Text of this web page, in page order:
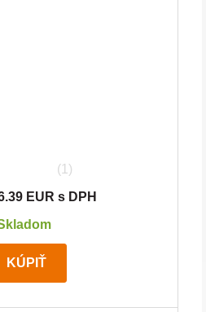
(1)
EUR s DPH
KÚPIŤ